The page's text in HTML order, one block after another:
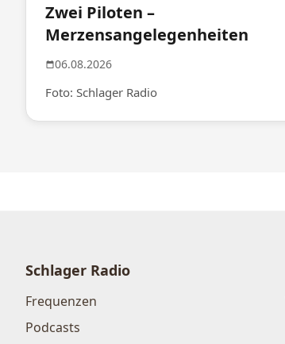
Zwei Piloten –
Merzensangelegenheiten
06.08.2026
Foto: Schlager Radio
Schlager Radio
Frequenzen
Podcasts